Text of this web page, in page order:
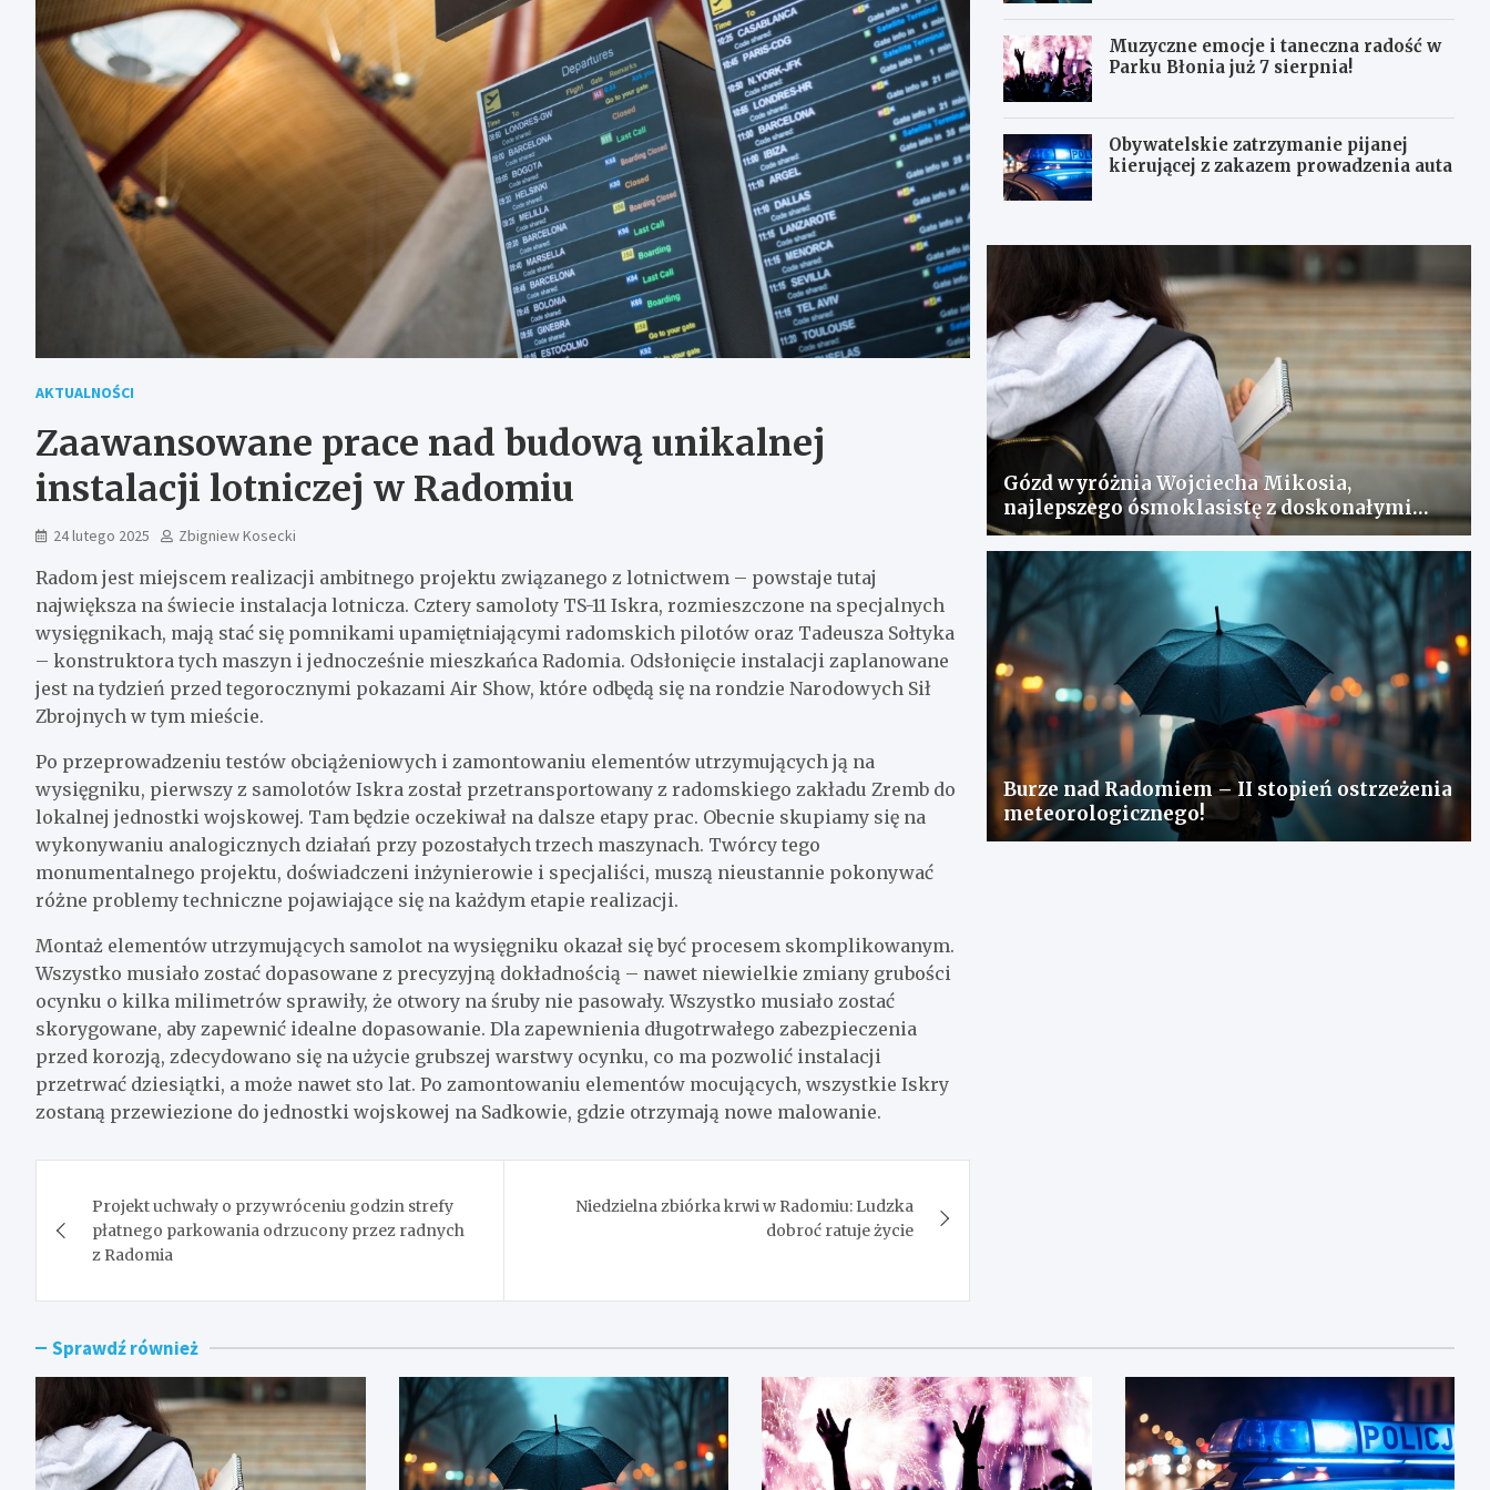
AKTUALNOŚCI
Zaawansowane prace nad budową unikalnej
instalacji lotniczej w Radomiu
24 lutego 2025 Zbigniew Kosecki
Radom jest miejscem realizacji ambitnego projektu związanego z lotnictwem – powstaje tutaj
największa na świecie instalacja lotnicza. Cztery samoloty TS-11 Iskra, rozmieszczone na specjalnych
wysięgnikach, mają stać się pomnikami upamiętniającymi radomskich pilotów oraz Tadeusza Sołtyka
– konstruktora tych maszyn i jednocześnie mieszkańca Radomia. Odsłonięcie instalacji zaplanowane
jest na tydzień przed tegorocznymi pokazami Air Show, które odbędą się na rondzie Narodowych Sił
Zbrojnych w tym mieście.
Po przeprowadzeniu testów obciążeniowych i zamontowaniu elementów utrzymujących ją na
wysięgniku, pierwszy z samolotów Iskra został przetransportowany z radomskiego zakładu Zremb do
lokalnej jednostki wojskowej. Tam będzie oczekiwał na dalsze etapy prac. Obecnie skupiamy się na
wykonywaniu analogicznych działań przy pozostałych trzech maszynach. Twórcy tego
monumentalnego projektu, doświadczeni inżynierowie i specjaliści, muszą nieustannie pokonywać
różne problemy techniczne pojawiające się na każdym etapie realizacji.
Montaż elementów utrzymujących samolot na wysięgniku okazał się być procesem skomplikowanym.
Wszystko musiało zostać dopasowane z precyzyjną dokładnością – nawet niewielkie zmiany grubości
ocynku o kilka milimetrów sprawiły, że otwory na śruby nie pasowały. Wszystko musiało zostać
skorygowane, aby zapewnić idealne dopasowanie. Dla zapewnienia długotrwałego zabezpieczenia
przed korozją, zdecydowano się na użycie grubszej warstwy ocynku, co ma pozwolić instalacji
przetrwać dziesiątki, a może nawet sto lat. Po zamontowaniu elementów mocujących, wszystkie Iskry
zostaną przewiezione do jednostki wojskowej na Sadkowie, gdzie otrzymają nowe malowanie.
wpisu
Projekt uchwały o przywróceniu godzin strefy
płatnego parkowania odrzucony przez radnych
z Radomia
Niedzielna zbiórka krwi w Radomiu: Ludzka
dobroć ratuje życie
Muzyczne emocje i taneczna radość w
Parku Błonia już 7 sierpnia!
Obywatelskie zatrzymanie pijanej
kierującej z zakazem prowadzenia auta
Gózd wyróżnia Wojciecha Mikosia,
najlepszego ósmoklasistę z doskonałymi
wynikami!
Burze nad Radomiem – II stopień ostrzeżenia
meteorologicznego!
Sprawdź również